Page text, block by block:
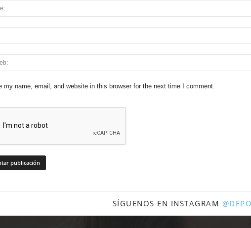
my name, email, and website in this browser for the next time I comment.
SÍGUENOS EN INSTAGRAM